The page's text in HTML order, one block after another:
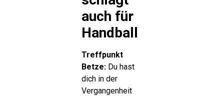
auch für
Handball
Treffpunkt
Betze:Du hast
dich in der
Vergangenheit